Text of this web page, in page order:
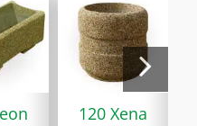
120 Xena